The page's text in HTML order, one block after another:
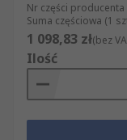
Nr części producenta
Suma częściowa (1
1 098,83 zł(bez
Ilość